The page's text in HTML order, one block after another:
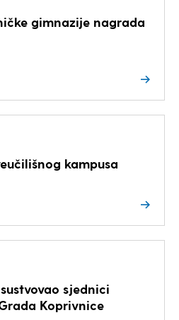
gimnazije nagrada
kampusa
sjednici
Koprivnice